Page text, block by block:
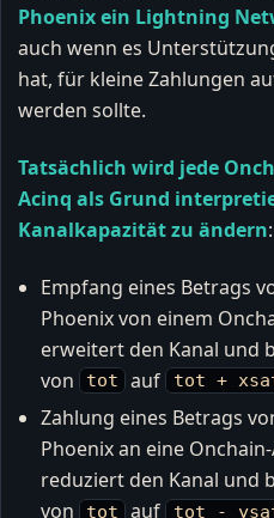
Phoenix ein Lightning
auch wenn es
hat, für kleine Zahlungen
werden sollte.
Tatsächlich wird jede
Acinq als Grund
Kanalkapazität zu ändern:
Empfang eines Betrags
Phoenix von einem
erweitert den Kanal und
von tot auf tot +
Zahlung eines Betrags
Phoenix an eine
reduziert den Kanal und
von tot auf tot -